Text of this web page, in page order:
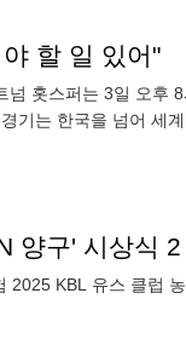
할 일 있어"
홋스퍼는 3일 오후
는 한국을 넘어 세계
양구' 시상식 2
2025 KBL 유스 클럽